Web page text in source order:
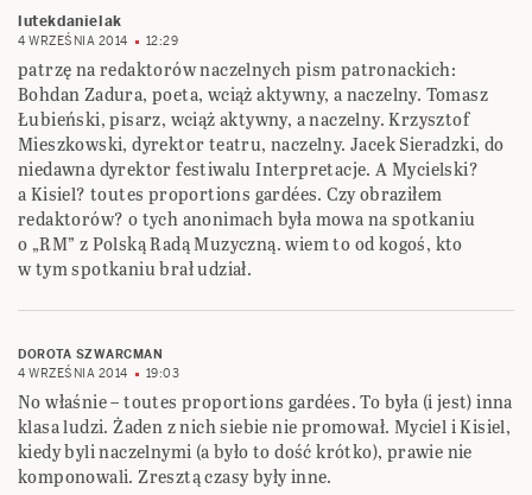
lutekdanielak
4 WRZEŚNIA 2014 12:29
patrzę na redaktorów naczelnych pism patronackich:
Bohdan Zadura, poeta, wciąż aktywny, a naczelny. Tomasz
Łubieński, pisarz, wciąż aktywny, a naczelny. Krzysztof
Mieszkowski, dyrektor teatru, naczelny. Jacek Sieradzki, do
niedawna dyrektor festiwalu Interpretacje. A Mycielski?
a Kisiel? toutes proportions gardées. Czy obraziłem
redaktorów? o tych anonimach była mowa na spotkaniu
o „RM” z Polską Radą Muzyczną. wiem to od kogoś, kto
w tym spotkaniu brał udział.
DOROTA SZWARCMAN
4 WRZEŚNIA 2014
19:03
No właśnie – toutes proportions gardées. To była (i jest) inna
klasa ludzi. Żaden z nich siebie nie promował. Myciel i Kisiel,
kiedy byli naczelnymi (a było to dość krótko), prawie nie
komponowali. Zresztą czasy były inne.